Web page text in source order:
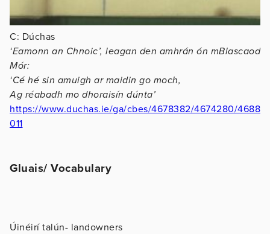
C: Dúchas
‘Eamonn an Chnoic’, leagan den amhrán ón mBlascaod
Mór:
‘Cé hé sin amuigh ar maidin go moch,
Ag réabadh mo dhoraisín dúnta’
https://www.duchas.ie/ga/cbes/4678382/4674280/4688
011
Gluais/ Vocabulary
Úinéirí talún- landowners